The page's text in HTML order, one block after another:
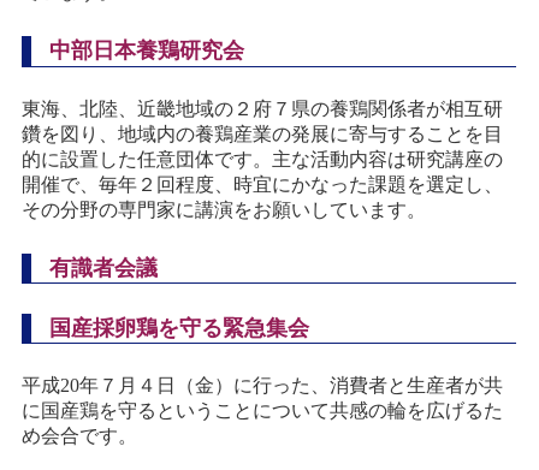
中部日本養鶏研究会
東海、北陸、近畿地域の２府７県の養鶏関係者が相互研
鑽を図り、地域内の養鶏産業の発展に寄与することを目
的に設置した任意団体です。主な活動内容は研究講座の
開催で、毎年２回程度、時宜にかなった課題を選定し、
その分野の専門家に講演をお願いしています。
有識者会議
国産採卵鶏を守る緊急集会
平成20年７月４日（金）に行った、消費者と生産者が共
に国産鶏を守るということについて共感の輪を広げるた
め会合です。